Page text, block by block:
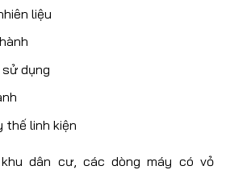
liệu
sử dụng
thế linh kiện
dân cư, các dòng máy có vỏ